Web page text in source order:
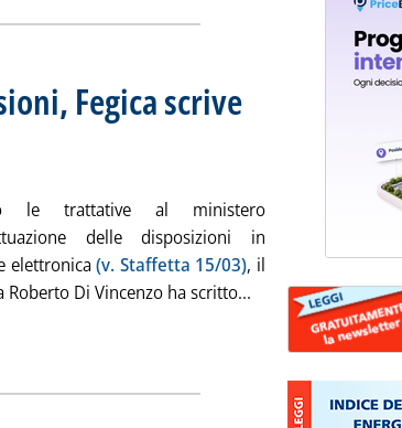
Fegica scrive
le trattative al ministero
delle disposizioni in
elettronica(v. Staffetta 15/03), il
Roberto Di Vincenzo ha scritto... Leggi tutta la